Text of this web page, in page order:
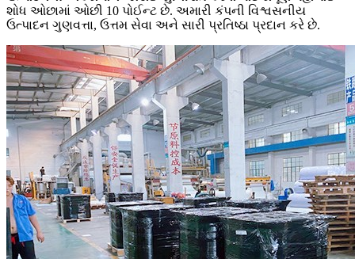
શોધ ઓછામાં ઓછી 10 પોઈન્ટ છે. અમારી કંપની વિશ્વસનીય
ઉત્પાદન ગુણવત્તા, ઉત્તમ સેવા અને સારી પ્રતિષ્ઠા પ્રદાન કરે છે.